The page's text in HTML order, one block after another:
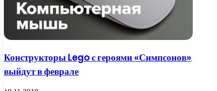
Конструкторы Lego с героями «Симпсонов»
выйдут в феврале